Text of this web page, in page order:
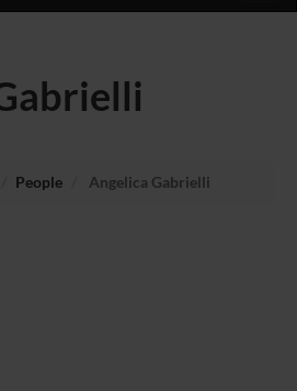
People Angelica Gabrielli